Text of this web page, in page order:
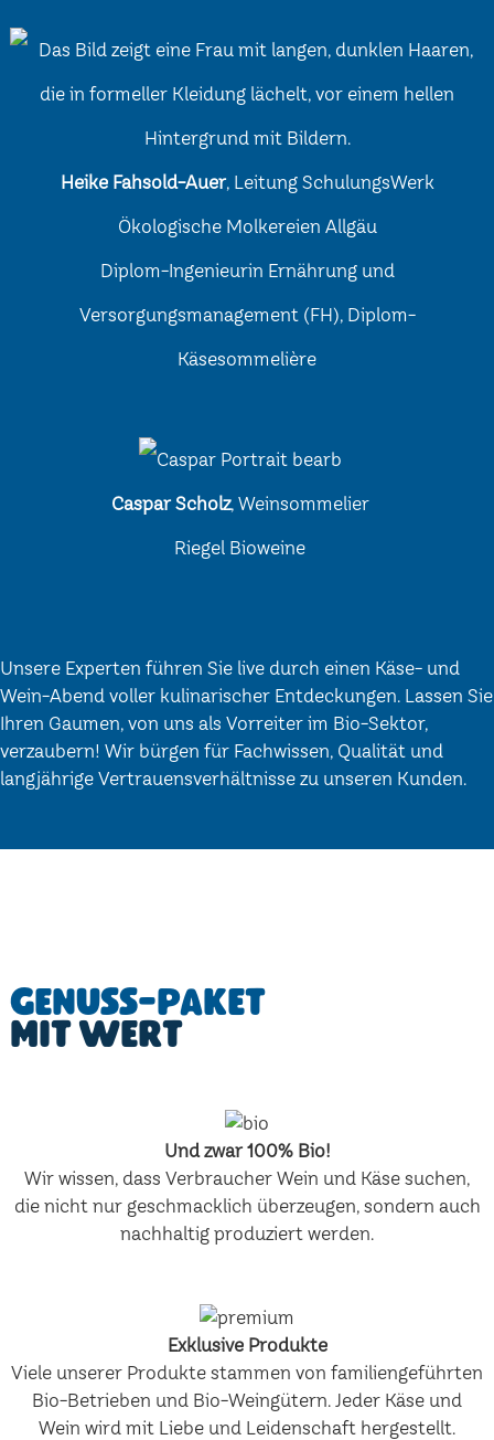
Heike Fahsold-Auer, Leitung SchulungsWerk
Ökologische Molkereien Allgäu
Diplom-Ingenieurin Ernährung und
Versorgungsmanagement (FH), Diplom-
Käsesommelière
Caspar Scholz, Weinsommelier
Riegel Bioweine
Unsere Experten führen Sie live durch einen Käse- und
Wein-Abend voller kulinarischer Entdeckungen. Lassen Sie
Ihren Gaumen, von uns als Vorreiter im Bio-Sektor,
verzaubern! Wir bürgen für Fachwissen, Qualität und
langjährige Vertrauensverhältnisse zu unseren Kunden.
Genuss-Paket
mit Wert
Und zwar 100% Bio!
Wir wissen, dass Verbraucher Wein und Käse suchen,
die nicht nur geschmacklich überzeugen, sondern auch
nachhaltig produziert werden.
Exklusive Produkte
Viele unserer Produkte stammen von familiengeführten
Bio-Betrieben und Bio-Weingütern. Jeder Käse und
Wein wird mit Liebe und Leidenschaft hergestellt.